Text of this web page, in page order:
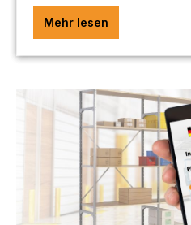
Mehr lesen